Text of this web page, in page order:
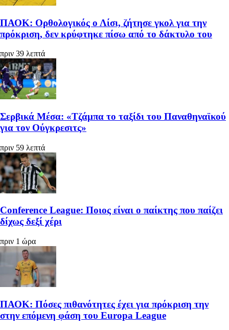
ΠΑΟΚ: Ορθολογικός ο Λίσι, ζήτησε γκολ για την
πρόκριση, δεν κρύφτηκε πίσω από το δάκτυλο του
πριν 39 λεπτά
Σερβικά Μέσα: «Τζάμπα το ταξίδι του Παναθηναϊκού
για τον Ούγκρεσιτς»
πριν 59 λεπτά
Conference League: Ποιος είναι ο παίκτης που παίζει
δίχως δεξί χέρι
πριν 1 ώρα
ΠΑΟΚ: Πόσες πιθανότητες έχει για πρόκριση την
στην επόμενη φάση του Europa League